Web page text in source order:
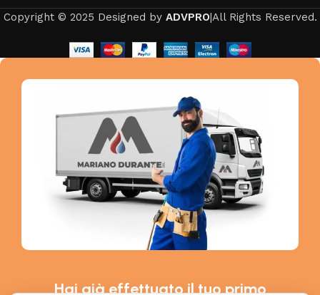
Copyright © 2025 Designed by ADVPRO |All Rights Reserved.
Hai già effettuato il tuo primo